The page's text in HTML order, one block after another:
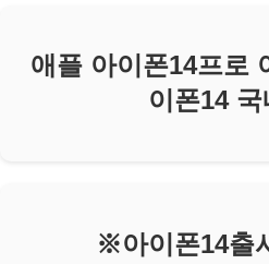
애플 아이폰14프로
이폰14 국
※아이폰14출